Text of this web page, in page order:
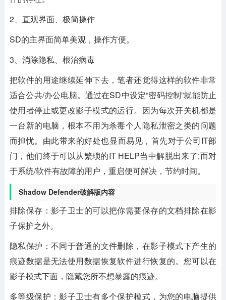
2、直观界面、极简操作
SD的主界面简单美观，操作方便。
3、消除隐私、根治病毒
把软件的用途继续延伸下去，笔者还觉得这样的软件非常
适合公共/办公电脑。通过在SD中设定“密码控制”就能防止
使用者停止或更改影子模式的运行。因为每次开关机都是
一台新的电脑，根本不用为杀毒个人隐私泄密之类的问题
而担忧。由此带来的好处也显而易见，首先对于公司IT部
门，他们终于可以从繁琐的IT HELP当中解脱出来了;而对
于系统/软件有故障的用户，重启便可解决，节约时间。
Shadow Defender破解版内容
排除保存：影子卫士的可以把你需要保存的文档排除在影
子保护之外。
隐私保护：不同于普通的文件删除，在影子模式下产生的
痕迹数据是无法使用数据恢复软件进行恢复的。您可以在
影子模式下面，隐藏您所不想暴露的痕迹。
多等级保护：影子卫士有多个保护模式，为您的电脑提供